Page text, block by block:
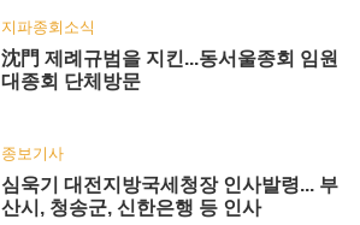
지파종회소식
沈門 제례규범을 지킨...동서울종회 임원
대종회 단체방문
종보기사
심욱기 대전지방국세청장 인사발령... 부
산시, 청송군, 신한은행 등 인사